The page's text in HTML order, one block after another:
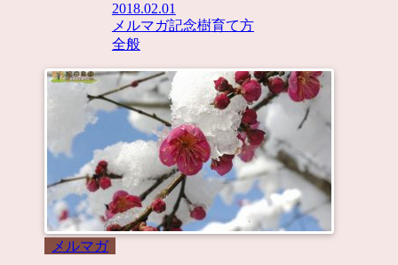
2018.02.01
メルマガ記念樹育て方
全般
メルマガ